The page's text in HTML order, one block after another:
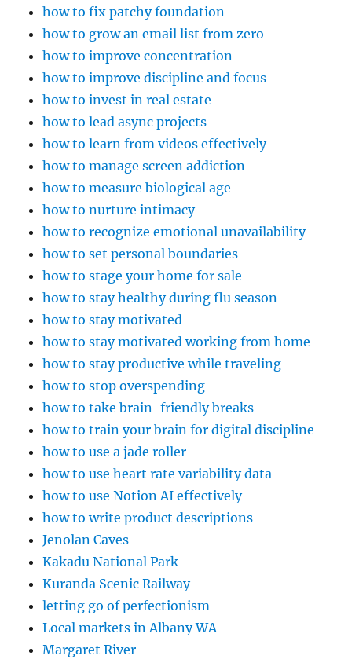
how to fix patchy foundation
how to grow an email list from zero
how to improve concentration
how to improve discipline and focus
how to invest in real estate
how to lead async projects
how to learn from videos effectively
how to manage screen addiction
how to measure biological age
how to nurture intimacy
how to recognize emotional unavailability
how to set personal boundaries
how to stage your home for sale
how to stay healthy during flu season
how to stay motivated
how to stay motivated working from home
how to stay productive while traveling
how to stop overspending
how to take brain-friendly breaks
how to train your brain for digital discipline
how to use a jade roller
how to use heart rate variability data
how to use Notion AI effectively
how to write product descriptions
Jenolan Caves
Kakadu National Park
Kuranda Scenic Railway
letting go of perfectionism
Local markets in Albany WA
Margaret River